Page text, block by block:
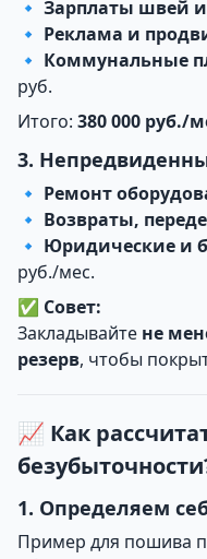
🔹 Зарплаты швей и
🔹 Реклама и
🔹 Коммунальные
руб.
Итого: 380 000 руб./
3.
🔹 Ремонт
🔹 Возвраты,
🔹 Юридические и
руб./мес.
✅ Совет:
Закладывайте не
резерв, чтобы
📈 Как
1. Определяем
Пример для пошива